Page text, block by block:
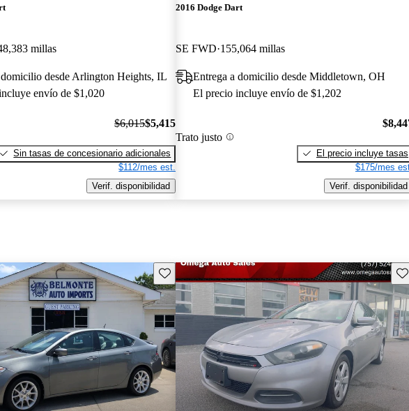
millas
desde Arlington Heights, IL
envío de $1,020
$6,015$5,415
Sin tasas de concesionario adicionales
$112/mes est.
Verif. disponibilidad
2016 Dodge Dart
SE FWD 155,064 millas
Entrega a domicilio desde Middletown, OH
El precio incluye envío de $1,202
Trato justo
El precio incluye tasas
$175/mes
Verif. disponibilidad
Guarda este Aviso